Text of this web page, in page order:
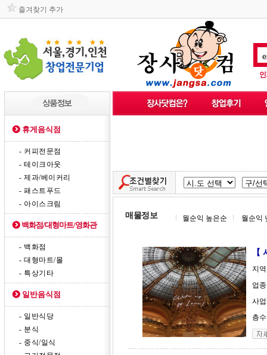
즐겨찾기 추가
휴게음식점
- 커피전문점
- 테이크아웃
- 제과/베이커리
- 패스트푸드
- 아이스크림
백화점/대형마트/영화관
- 백화점
- 대형마트/몰
- 특상기타
일반음식점
- 일반식당
- 분식
- 중식/일식
매물정보 월순익 높은순 월순익
【
지
업
사
층